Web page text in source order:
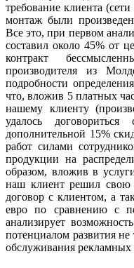
требование клиента
монтаж были
Все это, при первом
составил около 45% от
контракт
производителя из
подробности
что, вложив 5 платных
нашему клиенту
удалось
дополнительной 15%
работ силами
продукции на
образом, вложив в
наш клиент решил свою
договор с клиентом, а
евро по сравнению с
анализирует
потенциалом развития
обслуживания рекламных